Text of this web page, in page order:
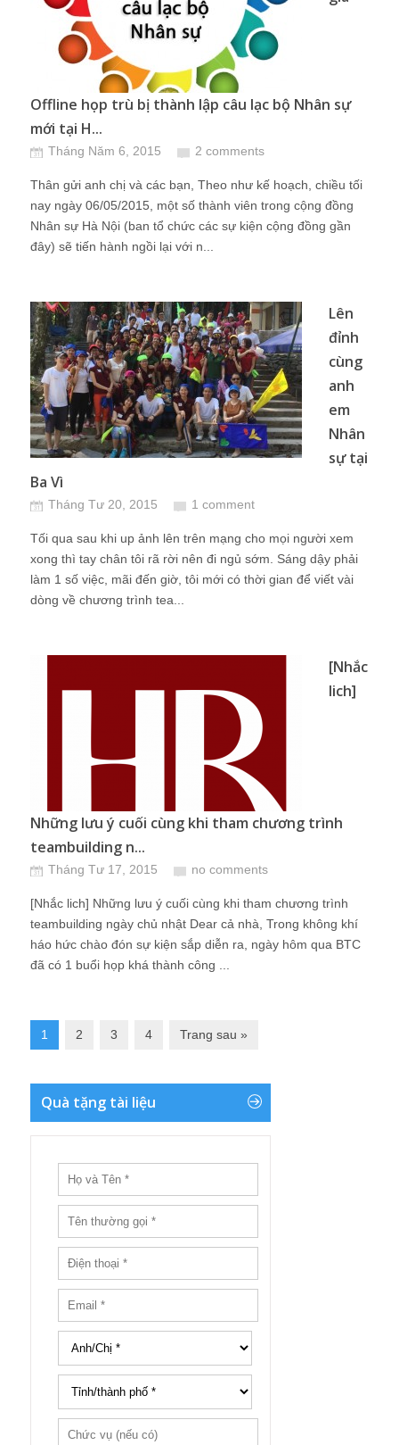
Offline họp trù bị thành lập câu lạc bộ Nhân sự
mới tại H...
Tháng Năm 6, 2015 2 comments
Thân gửi anh chị và các bạn, Theo như kế hoạch, chiều tối
nay ngày 06/05/2015, một số thành viên trong cộng đồng
Nhân sự Hà Nội (ban tổ chức các sự kiện cộng đồng gần
đây) sẽ tiến hành ngồi lại với n...
Lên
đỉnh
cùng
anh
em
Nhân
sự tại
Ba Vì
Tháng Tư 20, 2015 1 comment
Tối qua sau khi up ảnh lên trên mạng cho mọi người xem
xong thì tay chân tôi rã rời nên đi ngủ sớm. Sáng dậy phải
làm 1 số việc, mãi đến giờ, tôi mới có thời gian để viết vài
dòng về chương trình tea...
[Nhắc
lich]
Những lưu ý cuối cùng khi tham chương trình
teambuilding n...
Tháng Tư 17, 2015 no comments
[Nhắc lich] Những lưu ý cuối cùng khi tham chương trình
teambuilding ngày chủ nhật Dear cả nhà, Trong không khí
háo hức chào đón sự kiện sắp diễn ra, ngày hôm qua BTC
đã có 1 buổi họp khá thành công ...
1 2 3 4 Trang sau »
Quà tặng tài liệu